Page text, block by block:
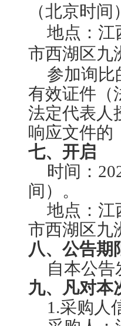
（北京时间
地点： 江
市西湖区九
参加询比
有效证件（
法定代表人
响应文件的
七、开启
时间：
间） 。
地点： 江
市西湖区九
八、公告期
自本公
九、凡对本
1.采购人